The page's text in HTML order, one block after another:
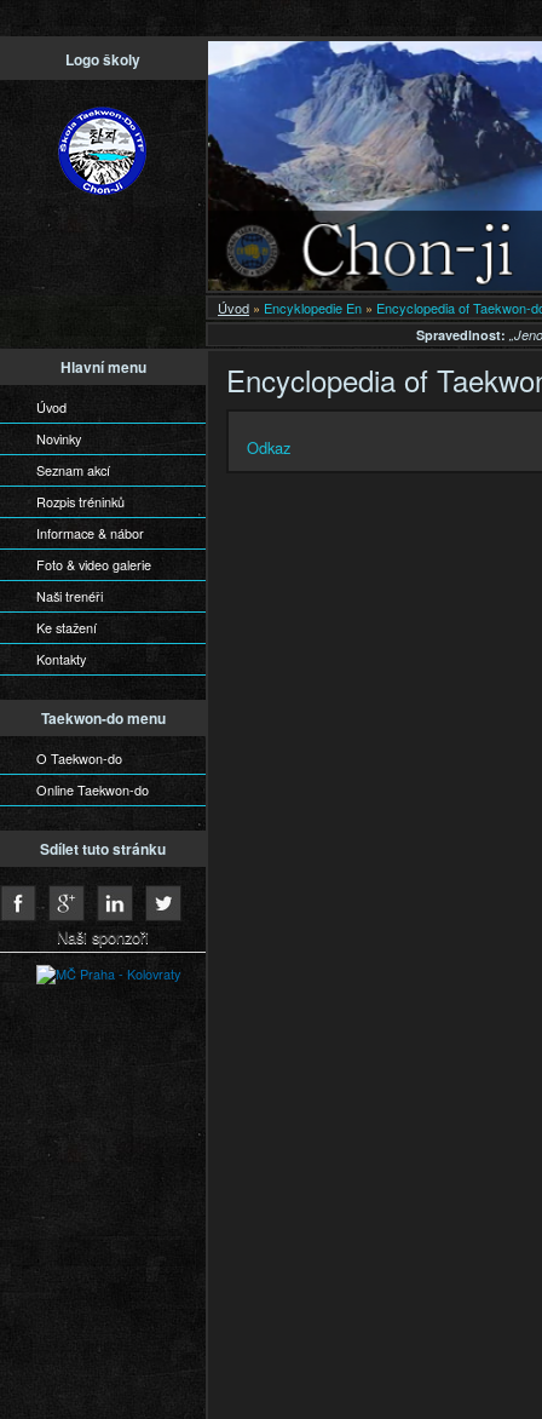
Logo školy
Úvod » Encyklopedie En » Encyclopedia of Taekwon-
Spravedlnost:
Hlavní menu
Úvod
Novinky
Seznam akcí
Rozpis tréninků
Informace & nábor
Foto & video galerie
Naši trenéři
Ke stažení
Kontakty
Taekwon-do menu
O Taekwon-do
Online Taekwon-do
Sdílet tuto stránku
Naši sponzoři
Encyclopedia of
Odkaz